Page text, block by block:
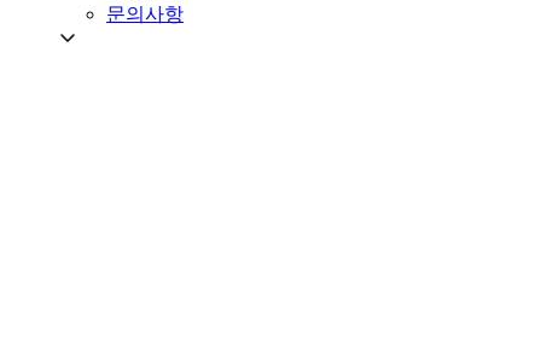
문의사항